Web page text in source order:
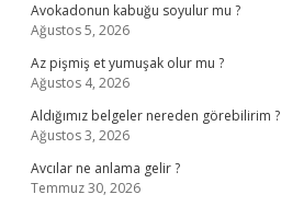
Avokadonun kabuğu soyulur mu ?
Ağustos 5, 2026
Az pişmiş et yumuşak olur mu ?
Ağustos 4, 2026
Aldığımız belgeler nereden görebilirim ?
Ağustos 3, 2026
Avcılar ne anlama gelir ?
Temmuz 30, 2026